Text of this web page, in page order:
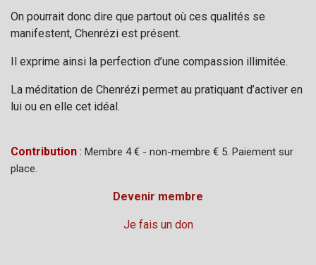
On pourrait donc dire que partout où ces qualités se
manifestent, Chenrézi est présent.
Il exprime ainsi la perfection d’une compassion illimitée.
La méditation de Chenrézi permet au pratiquant d’activer en
lui ou en elle cet idéal.
Contribution : Membre 4 € - non-membre € 5. Paiement sur
place.
Devenir membre
Je fais un don